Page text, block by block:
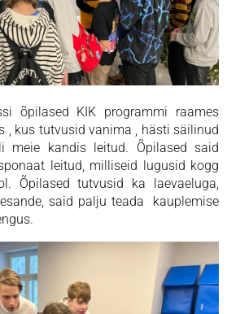
õpilased KIK programmi raames
, kus tutvusid vanima , hästi säilinud
meie kandis leitud. Õpilased said
leitud, milliseid lugusid kogg
Õpilased tutvusid ka laevaeluga,
said palju teada kauplemise